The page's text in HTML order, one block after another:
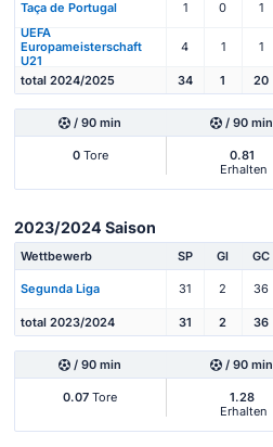
Taça de Portugal 1 0 1
UEFA
Europameisterschaft
U21
4 1 1
total 2024/2025 34 1 20
/ 90 min / 90 min
0Tore
0.81
Erhalten
2023/2024 Saison
Wettbewerb SP Gl GC
Segunda Liga 31 2 36
total 2023/2024 31 2 36
/ 90 min / 90 min
0.07 Tore
1.28
Erhalten